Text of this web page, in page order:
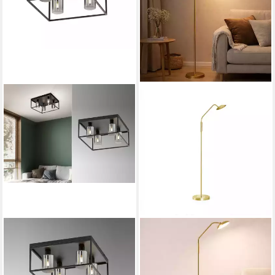
LED Deckenleuchte, LED
wechselbar, Warmweiß,
FISCHER & HONSEL
LED Stehlampe, LED-